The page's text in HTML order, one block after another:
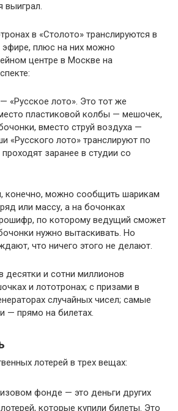
выиграл.
в «Столото» транслируются в
эфире, плюс на них можно
центре в Москве на
«Русское лото». Это тот же
пластиковой колбы — мешочек,
вместо струй воздуха —
«Русского лото» транслируют по
заранее в студии со
конечно, можно сообщить шарикам
или массу, а на бочонках
по которому ведущий сможет
нужно вытаскивать. Но
что ничего этого не делают.
десятки и сотни миллионов
и лототронах; с призами в
случайных чисел; самые
— прямо на билетах.
лотерей в трех вещах:
фонде — это деньги других
которые купили билеты. Это